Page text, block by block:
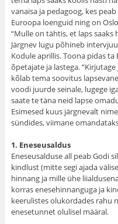
vanaisa ja pedagoog, kes
Euroopa loenguid ning on
“Mulle on tähtis, et laps saaks
Järgnev lugu põhineb
Kodule aprillis. Toona pidas
õpetajate ja lastega.
kõlab tema soovitus
voodi juurde seinale, lugege
saate te täna neid lapse
Esimesed kuus järgnevalt
sündides, viimane
1. Eneseusaldus
Eneseusalduse all peab Godi
kindlust (mitte segi ajada
hinnang ja mille ühe
korras enesehinnanguga ja
keerulistes olukordades rahu
enesetunnet olulisel määral.